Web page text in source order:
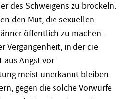
des Schweigens zu bröckeln.
den Mut, die sexuellen
öffentlich zu machen –
Vergangenheit, in der die
aus Angst vor
meist unerkannt bleiben
gegen die solche Vorwürfe